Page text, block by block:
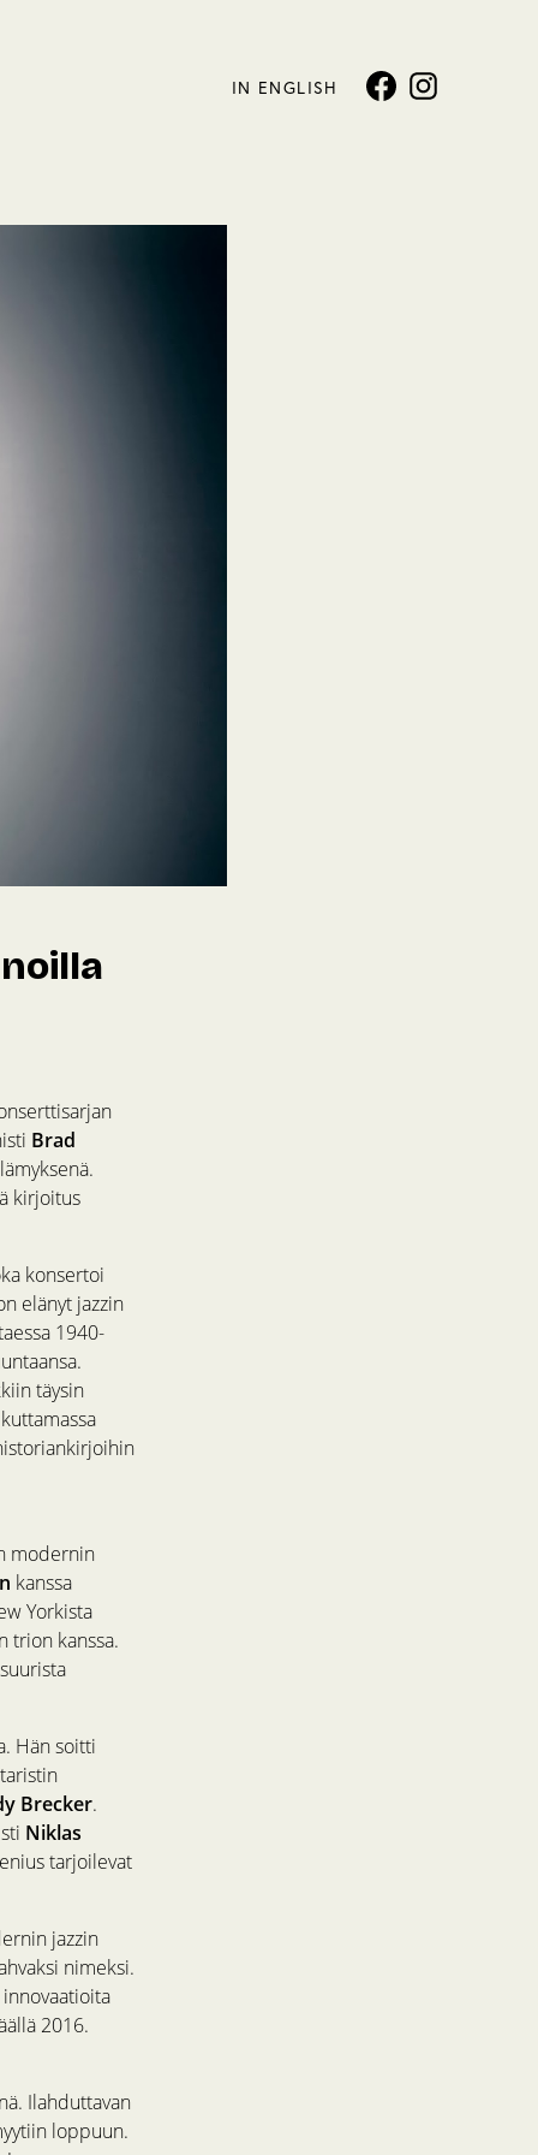
IN ENGLISH
Brad
kirjoitus
konsertoi
elänyt jazzin
1940-
täysin
modernin
kanssa
Yorkista
trion kanssa.
Hän soitti
Brecker.
Niklas
tarjoilevat
jazzin
nimeksi.
2016.
Ilahduttavan
loppuun.